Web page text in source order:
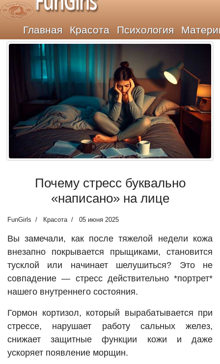
Главная Красота Психология
Почему стресс буквально
«написано» на лице
FunGirls Красота 05 июня 2025
Вы замечали, как после тяжелой недели кожа
внезапно покрывается прыщиками, становится
тусклой или начинает шелушиться? Это не
совпадение — стресс действительно *портрет*
нашего внутреннего состояния.
Гормон кортизол, который вырабатывается при
стрессе, нарушает работу сальных желез,
снижает защитные функции кожи и даже
ускоряет появление морщин.